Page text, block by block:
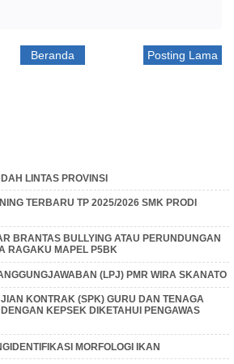
Posting Lama
Beranda
LINTAS PROVINSI
TERBARU TP 2025/2026 SMK PRODI
BRANTAS BULLYING ATAU PERUNDUNGAN
RAGAKU MAPEL P5BK
(LPJ) PMR WIRA SKANATO
KONTRAK (SPK) GURU DAN TENAGA
KEPSEK DIKETAHUI PENGAWAS
MORFOLOGI IKAN